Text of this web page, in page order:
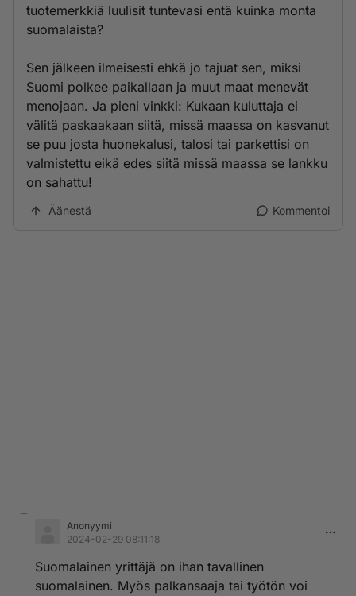
tuotemerkkiä luulisit tuntevasi entä kuinka monta
suomalaista?
Sen jälkeen ilmeisesti ehkä jo tajuat sen, miksi
Suomi polkee paikallaan ja muut maat menevät
menojaan. Ja pieni vinkki: Kukaan kuluttaja ei
välitä paskaakaan siitä, missä maassa on kasvanut
se puu josta huonekalusi, talosi tai parkettisi on
valmistettu eikä edes siitä missä maassa se lankku
on sahattu!
Äänestä Kommentoi
Anonyymi
2024-02-29 08:11:18
Suomalainen yrittäjä on ihan tavallinen
suomalainen. Myös palkansaaja tai työtön voi